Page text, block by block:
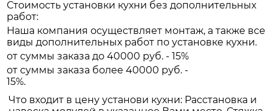
Стоимость установки кухни без дополнительных
работ:
Наша компания осуществляет монтаж, а также все
виды дополнительных работ по установке кухни.
от суммы заказа до 40000 руб. - 15%
от суммы заказа более 40000 руб. -
15%.
Что входит в цену установи кухни: Расстановка и